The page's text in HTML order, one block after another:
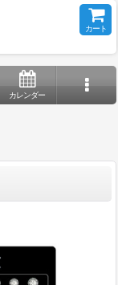
カート
カレンダー